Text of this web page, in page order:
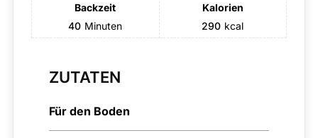
Backzeit
40 Minuten
Kalorien
290 kcal
ZUTATEN
Für den Boden